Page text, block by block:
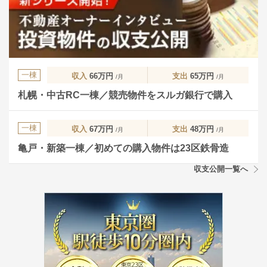
一棟 収入 66万円 /月 支出 65万円 /月
札幌・中古RC一棟／競売物件をスルガ銀行で購入
一棟 収入 67万円 /月 支出 48万円 /月
亀戸・新築一棟／初めての購入物件は23区鉄骨造
収支公開一覧へ